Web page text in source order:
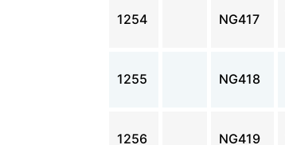
1254 NG417
1255 NG418
1256 NG419